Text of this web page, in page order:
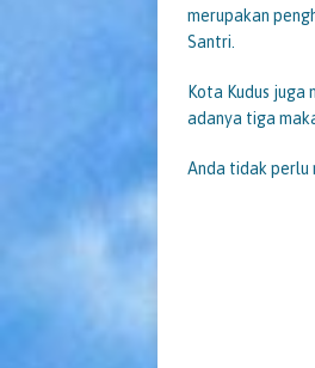
merupakan
Santri.
Kota Kudus
adanya tiga
Anda tidak perlu